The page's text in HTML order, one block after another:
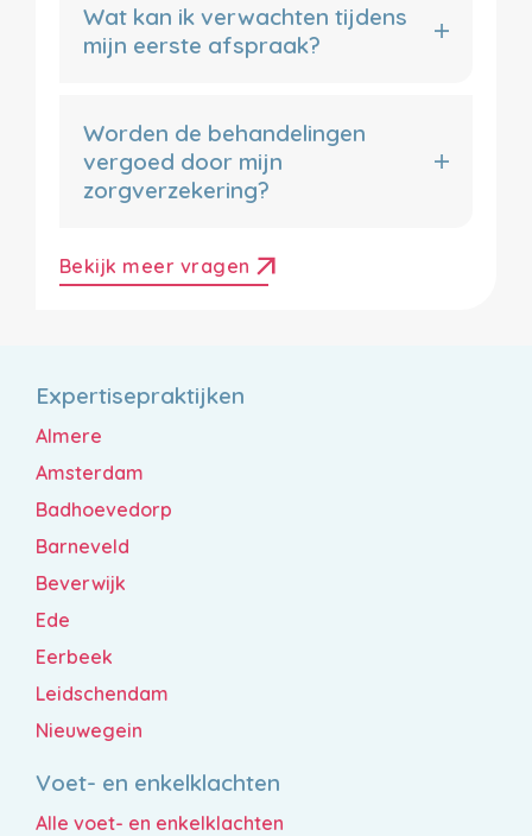
Wat kan ik verwachten tijdens
mijn eerste afspraak?
Worden de behandelingen
vergoed door mijn
zorgverzekering?
Bekijk meer vragen arrow_outward
Expertisepraktijken
Almere
Amsterdam
Badhoevedorp
Barneveld
Beverwijk
Ede
Eerbeek
Leidschendam
Nieuwegein
Voet- en enkelklachten
Alle voet- en enkelklachten